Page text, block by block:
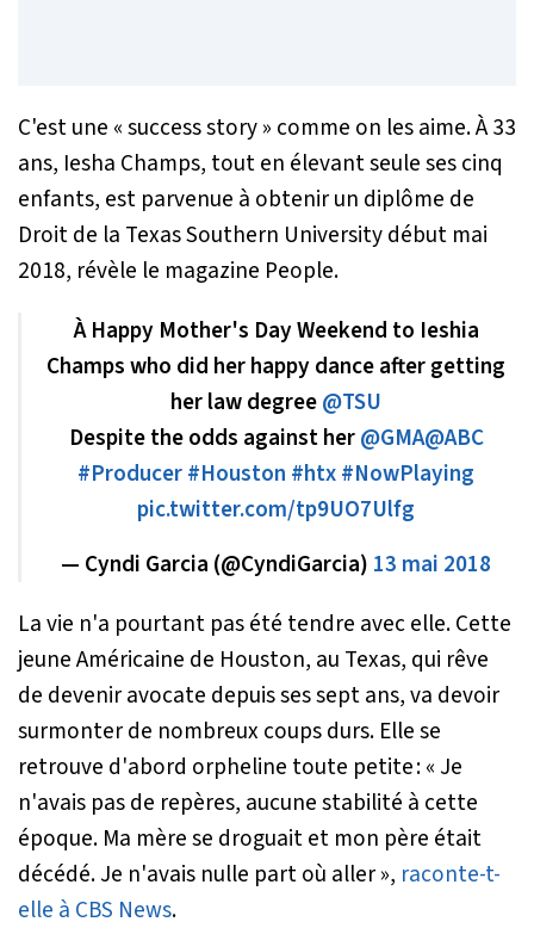
C'est une « success story » comme on les aime. À 33
ans, Iesha Champs, tout en élevant seule ses cinq
enfants, est parvenue à obtenir un diplôme de
Droit de la Texas Southern University début mai
2018, révèle le magazine People.
À Happy Mother's Day Weekend to Ieshia
Champs who did her happy dance after getting
her law degree@TSU
Despite the odds against her@GMA@ABC
#Producer#Houston #htx#NowPlaying
pic.twitter.com/tp9UO7Ulfg
— Cyndi Garcia (@CyndiGarcia) 13 mai 2018
La vie n'a pourtant pas été tendre avec elle. Cette
jeune Américaine de Houston, au Texas, qui rêve
de devenir avocate depuis ses sept ans, va devoir
surmonter de nombreux coups durs. Elle se
retrouve d'abord orpheline toute petite :« Je
n'avais pas de repères, aucune stabilité à cette
époque. Ma mère se droguait et mon père était
décédé. Je n'avais nulle part où aller », raconte-t-
elle à CBS News.